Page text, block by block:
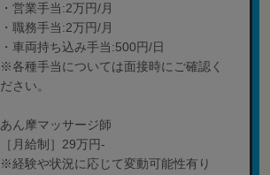
・営業手当:2万円/月
・職務手当:2万円/月
・車両持ち込み手当:500円/日
※各種手当については面接時にご確認く
ださい。
あん摩マッサージ師
［月給制］29万円-
※経験や状況に応じて変動可能性有り